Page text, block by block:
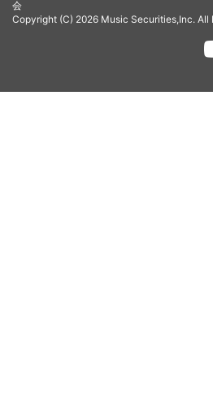
会
Copyright (C) 2026 Music Securities,Inc. All